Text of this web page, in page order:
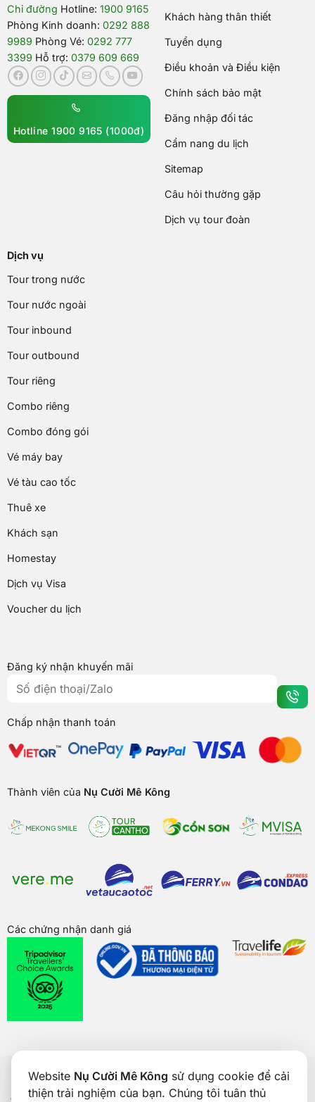
Website Nụ Cười Mê Kông sử dụng cookie để cải
thiện trải nghiệm của bạn. Chúng tôi tuân thủ
Chỉ đường Hotline: 1900 9165
Phòng Kinh doanh: 0292 888
9989 Phòng Vé: 0292 777
3399 Hỗ trợ: 0379 609 669
Hotline 1900 9165 (1000đ)
Khách hàng thân thiết
Tuyển dụng
Điều khoản và Điều kiện
Chính sách bảo mật
Đăng nhập đối tác
Cẩm nang du lịch
Sitemap
Câu hỏi thường gặp
Dịch vụ tour đoàn
Dịch vụ
Tour trong nước
Tour nước ngoài
Tour inbound
Tour outbound
Tour riêng
Combo riêng
Combo đóng gói
Vé máy bay
Vé tàu cao tốc
Thuê xe
Khách sạn
Homestay
Dịch vụ Visa
Voucher du lịch
Đăng ký nhận khuyến mãi
Chấp nhận thanh toán
Thành viên của Nụ Cười Mê Kông
Các chứng nhận danh giá
Bản quyền của Nụ Cười Mê Kông
® 2026. CÔNG TY CỔ PHẦN
THƯƠNG MẠI DU LỊCH NỤ CƯỜI MÊ KÔNG. GPDKKD: 1801511350
do sở KH & ĐT TP. Cần Thơ cấp ngày 24/01/2017. Số giấy phép kinh